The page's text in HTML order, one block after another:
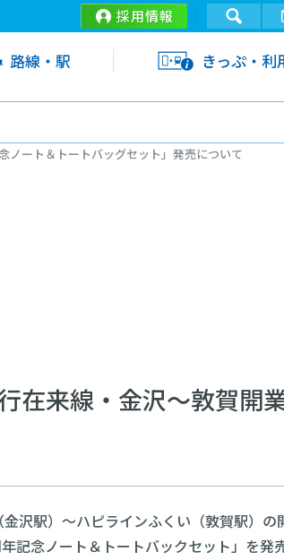
採用情報
路線・駅 きっぷ・利
ノート＆トートバッグセット」発売について
在来線・金沢～敦賀開
沢駅）～ハピラインふくい（敦賀駅）
念ノート＆トートバックセット」を発売